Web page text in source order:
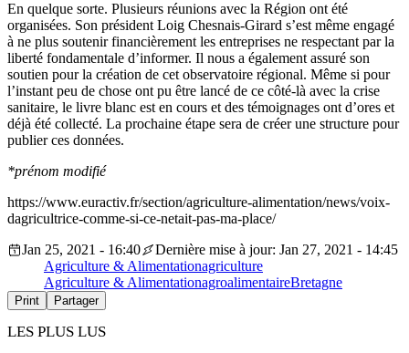
En quelque sorte. Plusieurs réunions avec la Région ont été
organisées. Son président Loig Chesnais-Girard s’est même engagé
à ne plus soutenir financièrement les entreprises ne respectant par la
liberté fondamentale d’informer. Il nous a également assuré son
soutien pour la création de cet observatoire régional. Même si pour
l’instant peu de chose ont pu être lancé de ce côté-là avec la crise
sanitaire, le livre blanc est en cours et des témoignages ont d’ores et
déjà été collecté. La prochaine étape sera de créer une structure pour
publier ces données.
*prénom modifié
https://www.euractiv.fr/section/agriculture-alimentation/news/voix-
dagricultrice-comme-si-ce-netait-pas-ma-place/
Jan 25, 2021 - 16:40
Dernière mise à jour: Jan 27, 2021 - 14:45
Agriculture & Alimentationagriculture
Agriculture & AlimentationagroalimentaireBretagne
Print Partager
LES PLUS LUS